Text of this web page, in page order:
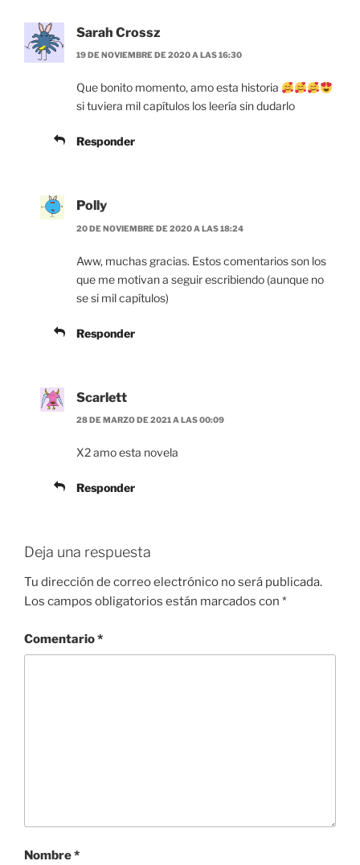
Sarah Crossz
19 DE NOVIEMBRE DE 2020 A LAS 16:30
Que bonito momento, amo esta historia
si tuviera mil capítulos los leería sin dudarlo
Responder
Polly
20 DE NOVIEMBRE DE 2020 A LAS 18:24
Aww, muchas gracias. Estos comentarios son los
que me motivan a seguir escribiendo (aunque no
se si mil capítulos)
Responder
Scarlett
28 DE MARZO DE 2021 A LAS 00:09
X2 amo esta novela
Responder
Deja una respuesta
Tu dirección de correo electrónico no será publicada.
Los campos obligatorios están marcados con *
Comentario*
Nombre*